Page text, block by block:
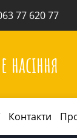
77 620 77
насіння
Контакти